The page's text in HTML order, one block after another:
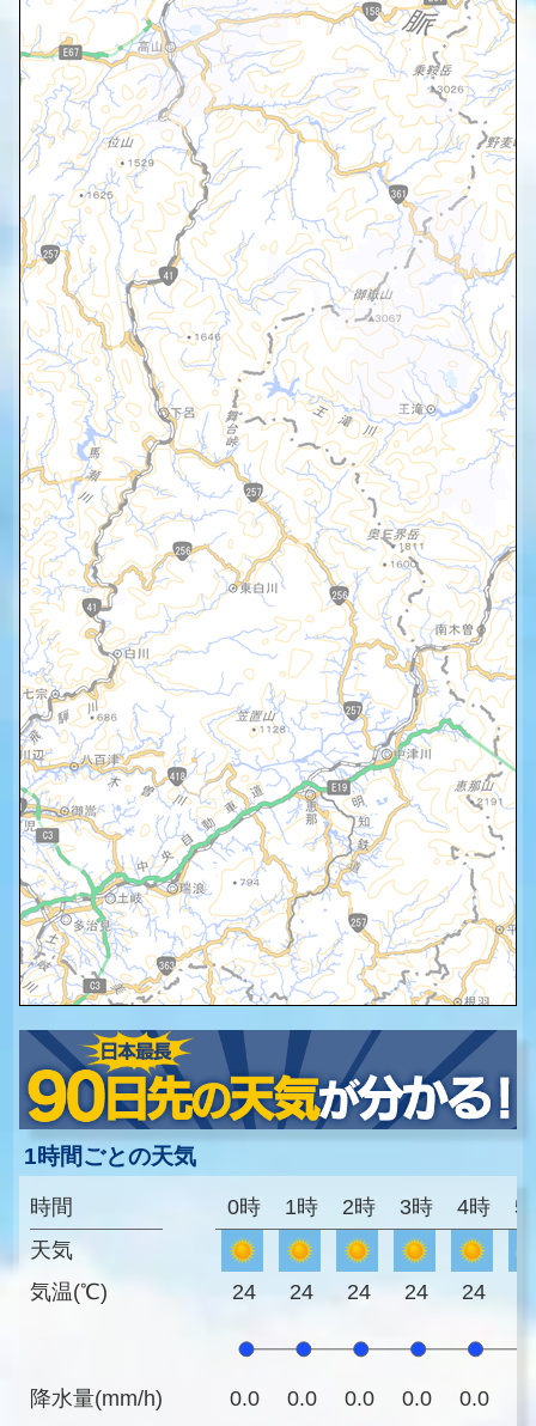
1時間ごとの天気
時間
天気
気温(℃)
降水量(mm/h)
0時 1時 2時 3時 4時 5
24 24 24 24 24
0.0 0.0 0.0 0.0 0.0